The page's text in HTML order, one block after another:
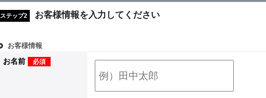
ステップ2 お客様情報を入力してください
お客様情報
お名前 必須